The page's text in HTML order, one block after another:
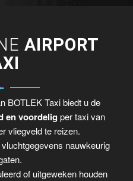
AIRPORT
BOTLEK Taxi biedt u de
en voordelig per taxi van
vliegveld te reizen.
nauwkeurig
of uitgeweken houden